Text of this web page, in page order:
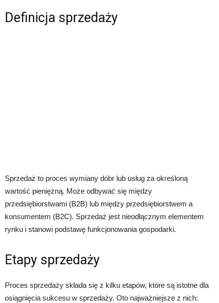
Definicja sprzedaży
Sprzedaż to proces wymiany dóbr lub usług za określoną
wartość pieniężną. Może odbywać się między
przedsiębiorstwami (B2B) lub między przedsiębiorstwem a
konsumentem (B2C). Sprzedaż jest nieodłącznym elementem
rynku i stanowi podstawę funkcjonowania gospodarki.
Etapy sprzedaży
Proces sprzedaży składa się z kilku etapów, które są istotne dla
osiągnięcia sukcesu w sprzedaży. Oto najważniejsze z nich: